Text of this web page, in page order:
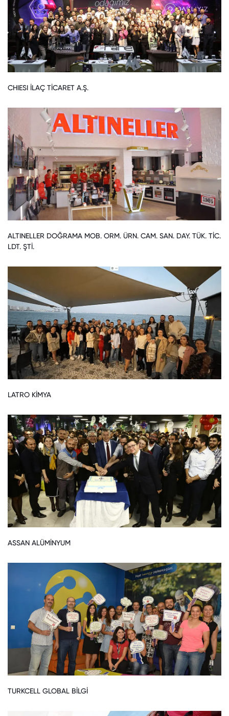
CHIESI İLAÇ TİCARET A.Ş.
ALTINELLER DOĞRAMA MOB. ORM. ÜRN. CAM. SAN. DAY. TÜK. TİC.
LDT. ŞTİ.
LATRO KİMYA
ASSAN ALÜMİNYUM
TURKCELL GLOBAL BİLGİ